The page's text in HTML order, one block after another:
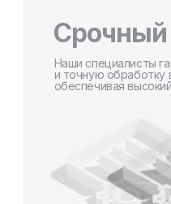
Срочный
Наши специалисты
и точную обработку
обеспечивая